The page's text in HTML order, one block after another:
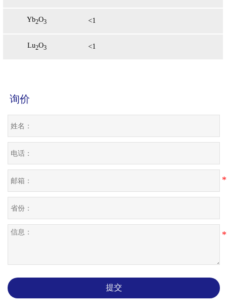
Yb2O3 <1
Lu2O3 <1
询价
提交